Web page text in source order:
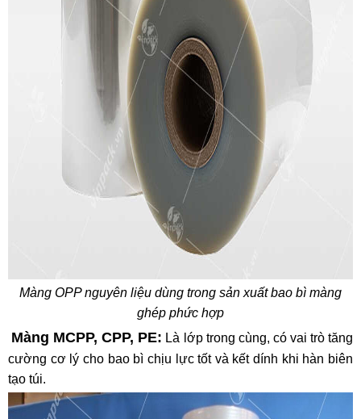
Màng OPP nguyên liệu dùng trong sản xuất bao bì màng
ghép phức hợp
Màng MCPP, CPP, PE: Là lớp trong cùng, có vai trò tăng
cường cơ lý cho bao bì chịu lực tốt và kết dính khi hàn biên
tạo túi.